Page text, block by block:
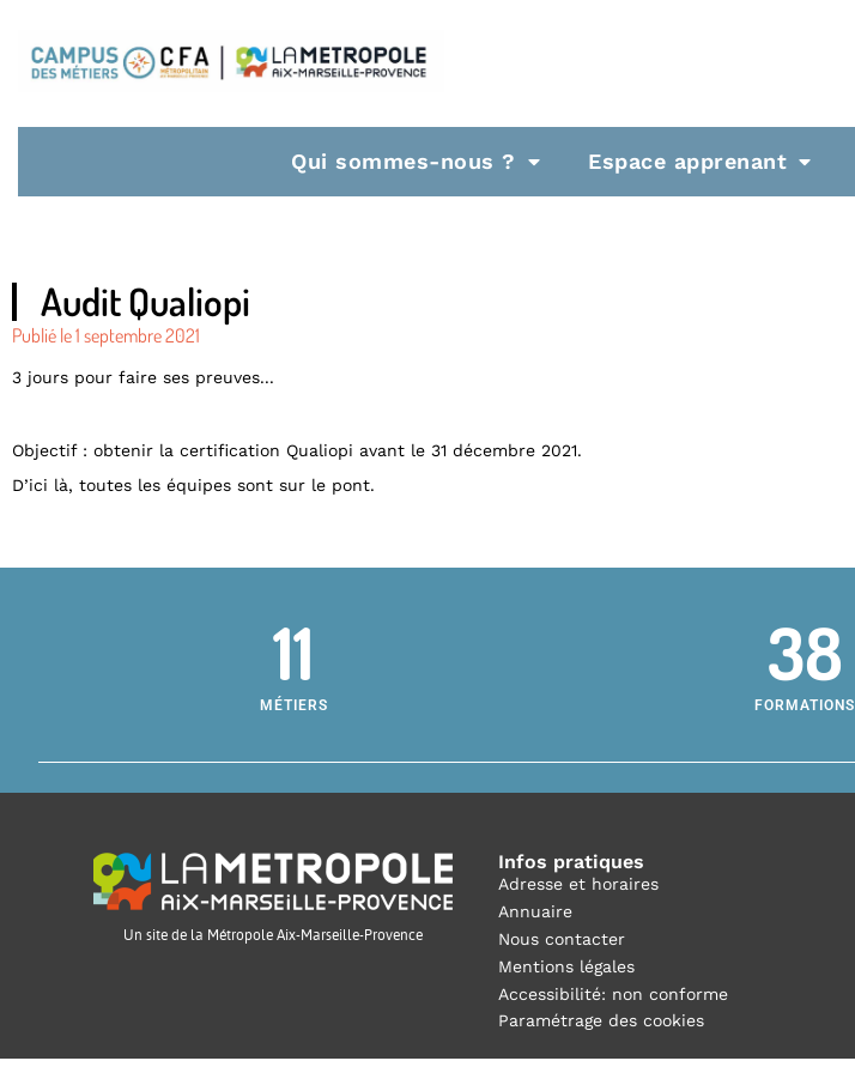
Qui sommes-nous ? Espace apprenant
Audit Qualiopi
Publié le1 septembre 2021
3 jours pour faire ses preuves...
Objectif : obtenir la certification Qualiopi avant le 31 décembre 2021.
D’ici là, toutes les équipes sont sur le pont.
11
MÉTIERS
38
FORMATIONS
Un site de la Métropole Aix-Marseille-Provence
Infos pratiques
Adresse et horaires
Annuaire
Nous contacter
Mentions légales
Accessibilité: non conforme
Paramétrage des cookies